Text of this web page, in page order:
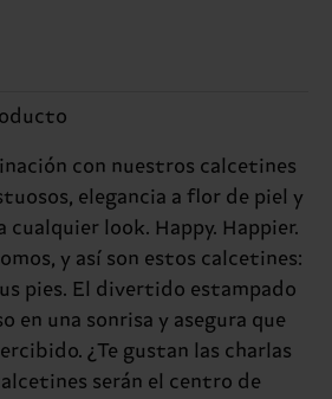
con nuestros calcetines
elegancia a flor de piel y
cualquier look. Happy. Happier.
y así son estos calcetines:
pies. El divertido estampado
en una sonrisa y asegura que
¿Te gustan las charlas
serán el centro de